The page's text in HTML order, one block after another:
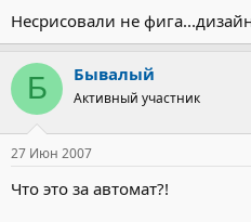
Несрисовали не
Б Бывалый
Активный участник
27 Июн 2007
Что это за автомат?!